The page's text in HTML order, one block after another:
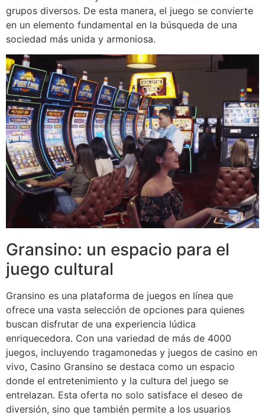
grupos diversos. De esta manera, el juego se convierte
en un elemento fundamental en la búsqueda de una
sociedad más unida y armoniosa.
Gransino: un espacio para el
juego cultural
Gransino es una plataforma de juegos en línea que
ofrece una vasta selección de opciones para quienes
buscan disfrutar de una experiencia lúdica
enriquecedora. Con una variedad de más de 4000
juegos, incluyendo tragamonedas y juegos de casino en
vivo, Casino Gransino se destaca como un espacio
donde el entretenimiento y la cultura del juego se
entrelazan. Esta oferta no solo satisface el deseo de
diversión, sino que también permite a los usuarios